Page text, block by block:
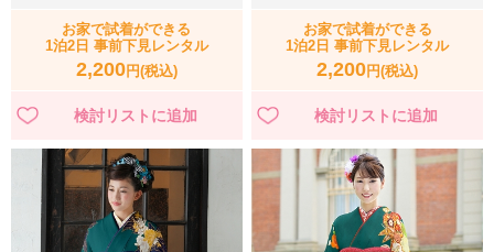
お家で試着ができる
1泊2日 事前下見レンタル
2,200円(税込)
お家で試着ができる
1泊2日 事前下見レンタル
2,200円(税込)